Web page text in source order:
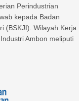
Perindustrian
kepada Badan
(BSKJI). Wilayah Kerja
Ambon meliputi